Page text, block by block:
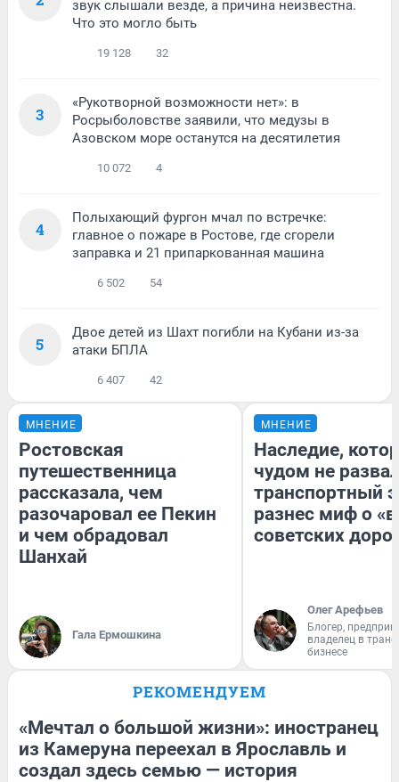
звук слышали везде, а причина неизвестна.
Что это могло быть
19 128 32
3
«Рукотворной возможности нет»: в
Росрыболовстве заявили, что медузы в
Азовском море останутся на десятилетия
10 072 4
4
Полыхающий фургон мчал по встречке:
главное о пожаре в Ростове, где сгорели
заправка и 21 припаркованная машина
6 502 54
5
Двое детей из Шахт погибли на Кубани из-за
атаки БПЛА
6 407 42
МНЕНИЕ
Ростовская
путешественница
рассказала, чем
разочаровал ее Пекин
и чем обрадовал
Шанхай
Гала Ермошкина
МНЕНИЕ
Наследие,
чудом не
транспортный
разнес миф о
советских
Олег Арефьев
Блогер,
владелец в
бизнесе
РЕКОМЕНДУЕМ
«Мечтал о большой жизни»: иностранец
из Камеруна переехал в Ярославль и
создал здесь семью — история